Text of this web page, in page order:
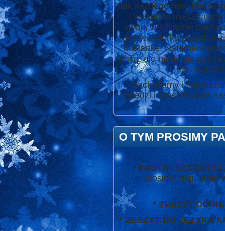
Jak każdego roku
i wiewiórki
swoją wrażliwość oraz
gdy wiewiórka
dokładkę. Natomiast
chcą, ale nigdy nie
czekają
Zachęcamy i
żołędzi i szyszek oraz
O TYM PROSIMY
* PASTA I
prosimy regularnie
* ZESZYT DO
* ZESZYT DO JĘZYKA